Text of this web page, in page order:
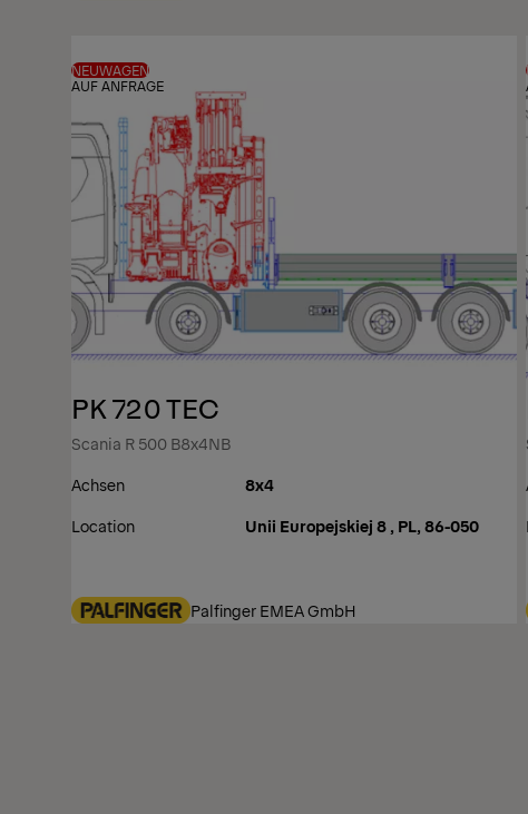
NEUWAGEN
AUF ANFRAGE
PK 720 TEC
Scania R 500 B8x4NB
Achsen
8x4
Location
Unii Europejskiej 8 , PL, 86-050
Palfinger EMEA GmbH